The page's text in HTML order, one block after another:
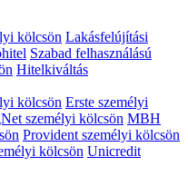
kölcsön Lakásfelújítási
Szabad felhasználású
Hitelkiváltás
kölcsön Erste személyi
személyi kölcsön MBH
Provident személyi kölcsön
kölcsön Unicredit